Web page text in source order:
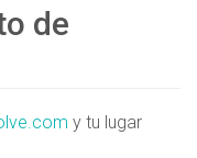
de
y tu lugar